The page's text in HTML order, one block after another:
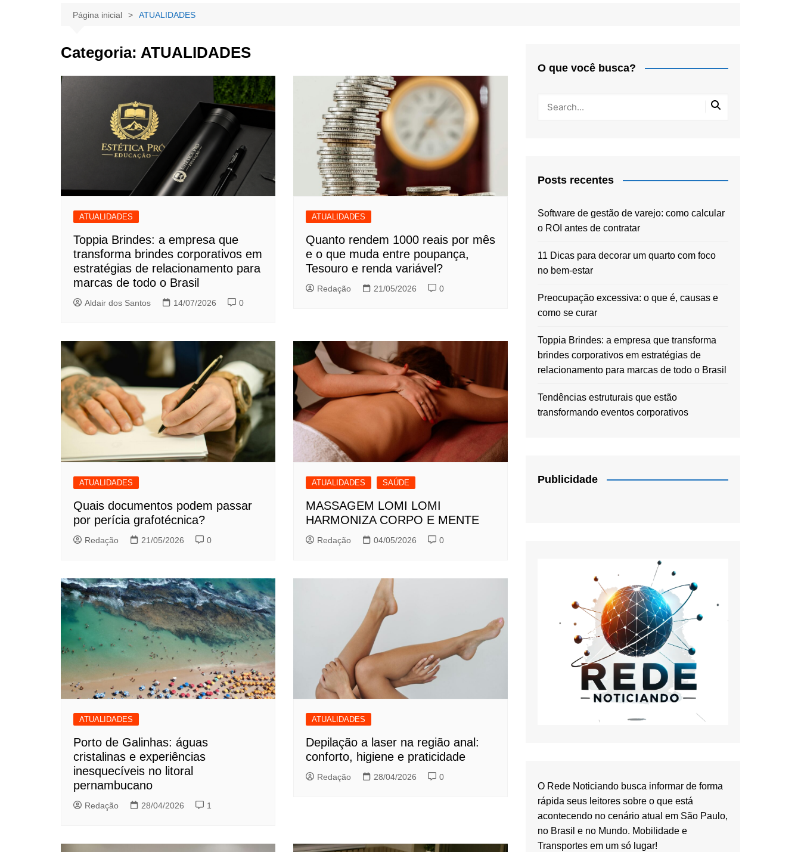
Página inicial ATUALIDADES
Categoria: ATUALIDADES
ATUALIDADES
Toppia Brindes: a empresa que
transforma brindes corporativos em
estratégias de relacionamento para
marcas de todo o Brasil
Aldair dos Santos 14/07/2026 0
ATUALIDADES
Quanto rendem 1000 reais por mês
e o que muda entre poupança,
Tesouro e renda variável?
Redação 21/05/2026 0
ATUALIDADES
Quais documentos podem passar
por perícia grafotécnica?
Redação 21/05/2026 0
ATUALIDADES SAÚDE
MASSAGEM LOMI LOMI
HARMONIZA CORPO E MENTE
Redação 04/05/2026 0
ATUALIDADES
Porto de Galinhas: águas
cristalinas e experiências
inesquecíveis no litoral
pernambucano
Redação 28/04/2026 1
ATUALIDADES
Depilação a laser na região anal:
conforto, higiene e praticidade
Redação 28/04/2026 0
O que você busca?
Posts recentes
Software de gestão de varejo: como calcular
o ROI antes de contratar
11 Dicas para decorar um quarto com foco
no bem-estar
Preocupação excessiva: o que é, causas e
como se curar
Toppia Brindes: a empresa que transforma
brindes corporativos em estratégias de
relacionamento para marcas de todo o Brasil
Tendências estruturais que estão
transformando eventos corporativos
Publicidade
O Rede Noticiando busca informar de forma
rápida seus leitores sobre o que está
acontecendo no cenário atual em São Paulo,
no Brasil e no Mundo. Mobilidade e
Transportes em um só lugar!